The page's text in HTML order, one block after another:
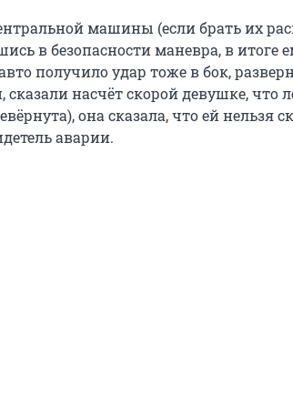
машины (если брать их
в безопасности маневра, в итоге
получило удар тоже в бок,
сказали насчёт скорой девушке, что
она сказала, что ей нельзя
аварии.